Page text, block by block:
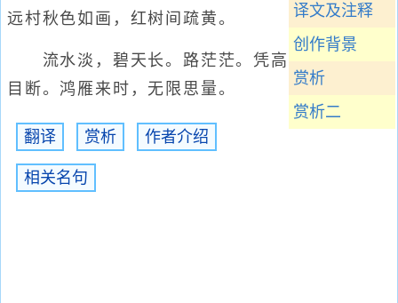
译文及注释
创作背景
赏析
赏析二
远村秋色如画，红树间疏黄。
流水淡，碧天长。路茫茫。凭高
目断。鸿雁来时，无限思量。
翻译 赏析 作者介绍
相关名句